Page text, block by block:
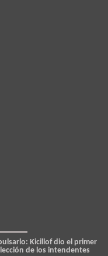
Kicillof dio el primer
de los intendentes